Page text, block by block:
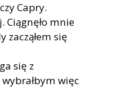
Capry.
Ciągnęło mnie
się
się z
więc